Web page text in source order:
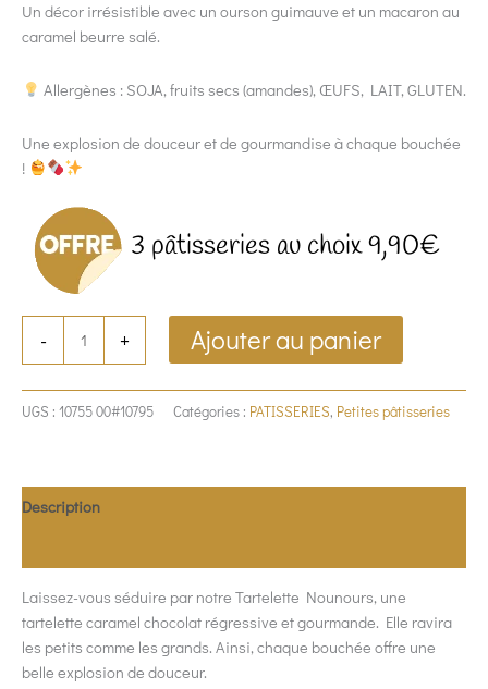
Un décor irrésistible avec un ourson guimauve et un macaron au
caramel beurre salé.
Allergènes : SOJA, fruits secs (amandes), ŒUFS, LAIT, GLUTEN.
Une explosion de douceur et de gourmandise à chaque bouchée
!
3 pâtisseries au choix 9,90€
- + Ajouter au panier
UGS : 10755 00#10795 Catégories : PATISSERIES, Petites pâtisseries
Description
Laissez-vous séduire par notre Tartelette Nounours, une
tartelette caramel chocolat régressive et gourmande. Elle ravira
les petits comme les grands. Ainsi, chaque bouchée offre une
belle explosion de douceur.